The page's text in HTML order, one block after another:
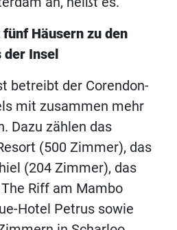
Häusern zu den
Insel
betreibt der Corendon-
mit zusammen mehr
Dazu zählen das
(500 Zimmer), das
(204 Zimmer), das
Riff am Mambo
Hotel Petrus sowie